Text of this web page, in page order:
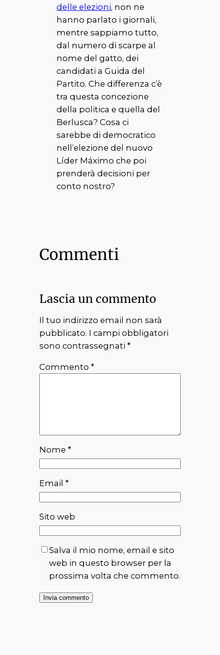
delle elezioni, non ne
hanno parlato i giornali,
mentre sappiamo tutto,
dal numero di scarpe al
nome del gatto, dei
candidati aGuida del
Partito. Che differenza c’è
tra questa concezione
della politica e quella del
Berlusca? Cosa ci
sarebbe di democratico
nell’elezione del nuovo
Líder Máximo che poi
prenderà decisioni per
conto nostro?
Commenti
Lascia un commento
Il tuo indirizzo email non sarà
pubblicato. I campi obbligatori
sono contrassegnati *
Commento *
Nome *
Email *
Sito web
Salva il mio nome, email e sito
web in questo browser per la
prossima volta che commento.